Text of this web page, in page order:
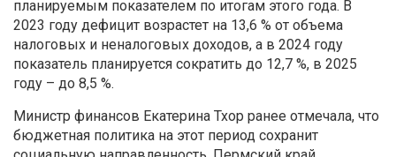
планируемым показателем по итогам этого года. В
2023 году дефицит возрастет на 13,6 % от объема
налоговых и неналоговых доходов, а в 2024 году
показатель планируется сократить до 12,7 %, в 2025
году – до 8,5 %.
Министр финансов Екатерина Тхор ранее отмечала, что
бюджетная политика на этот период сохранит